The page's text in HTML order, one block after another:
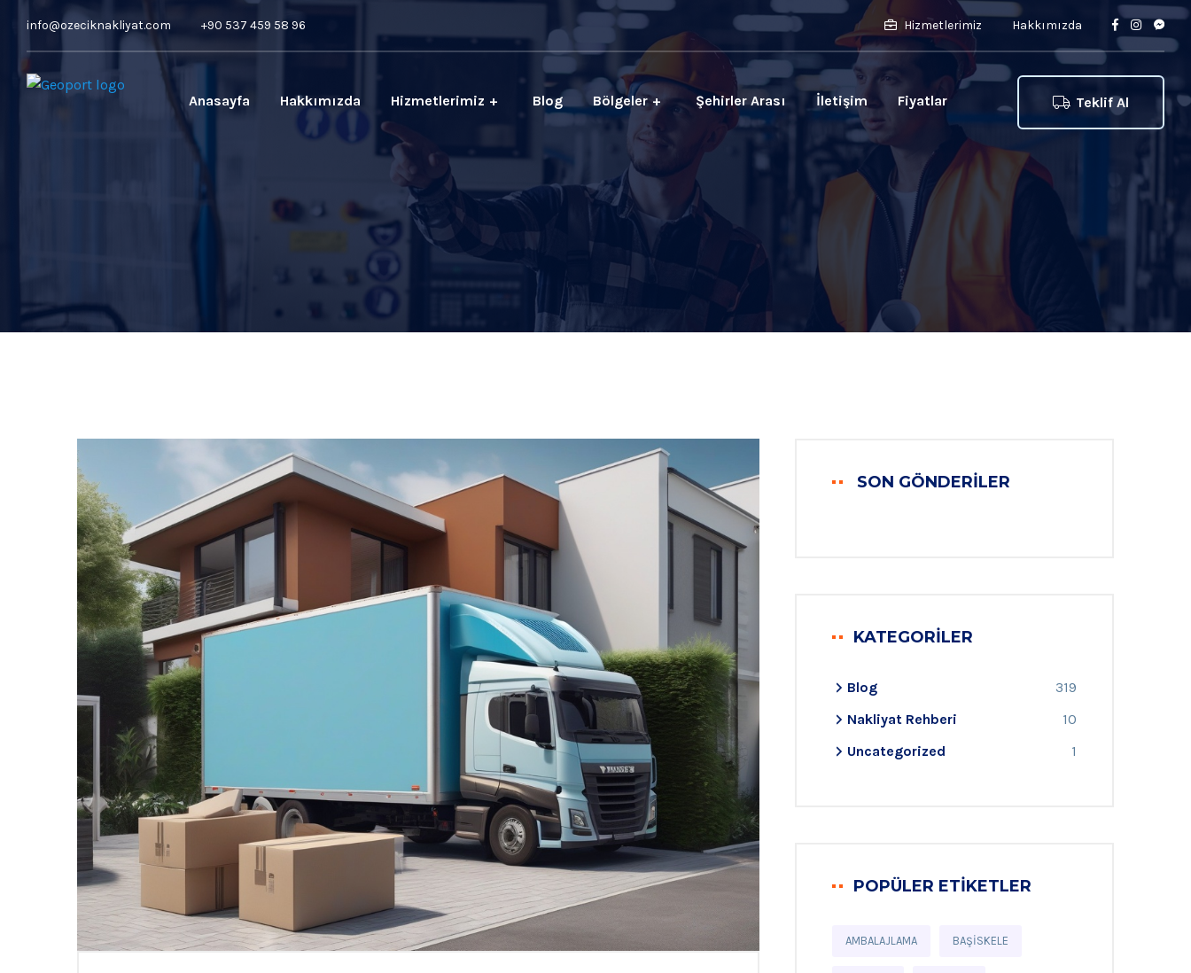
info@ozeciknakliyat.com +90 537 459 58 96 Hizmetlerimiz Hakkımızda
Anasayfa Hakkımızda Hizmetlerimiz Blog Bölgeler Şehirler Arası İletişim Fiyatlar Teklif Al
SON GÖNDERILER
KATEGORILER
Blog
319
Nakliyat Rehberi
10
Uncategorized
1
POPÜLER ETIKETLER
AMBALAJLAMA BAŞISKELE